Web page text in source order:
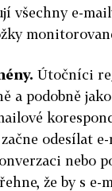
všechny e-
Útočníci
a podobně
odesílat
nebo
že by s